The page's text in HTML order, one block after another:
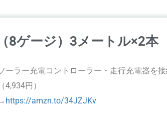
8ゲージ）3メートル×2本
ーラー充電コントローラー・走行充電器を
（4,934円）
https://amzn.to/34JZJKv